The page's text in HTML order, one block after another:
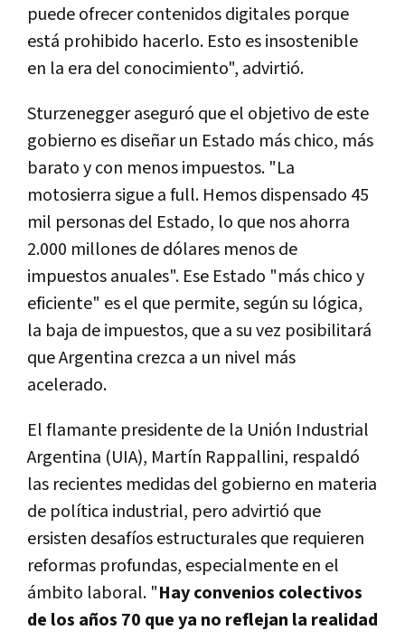
puede ofrecer contenidos digitales porque
está prohibido hacerlo. Esto es insostenible
en la era del conocimiento", advirtió.
Sturzenegger aseguró que el objetivo de este
gobierno es diseñar un Estado más chico, más
barato y con menos impuestos. "La
motosierra sigue a full. Hemos dispensado 45
mil personas del Estado, lo que nos ahorra
2.000 millones de dólares menos de
impuestos anuales". Ese Estado "más chico y
eficiente" es el que permite, según su lógica,
la baja de impuestos, que a su vez posibilitará
que Argentina crezca a un nivel más
acelerado.
El flamante presidente de la Unión Industrial
Argentina (UIA), Martín Rappallini, respaldó
las recientes medidas del gobierno en materia
de política industrial, pero advirtió que
ersisten desafíos estructurales que requieren
reformas profundas, especialmente en el
ámbito laboral. "Hay convenios colectivos
de los años 70 que ya no reflejan la realidad